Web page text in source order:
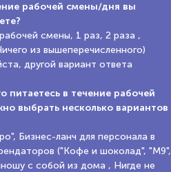
рабочей смены/дня вы
смены, 1 раз, 2 раза ,
из вышеперечисленного)
другой вариант ответа
питаетесь в течение рабочей
выбрать несколько вариантов
Бизнес-ланч для персонала в
("Кофе и шоколад", "М9",
с собой из дома , Нигде не